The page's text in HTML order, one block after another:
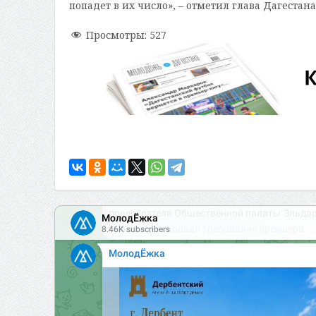
попадет в их число», – отметил глава
Просмотры: 527